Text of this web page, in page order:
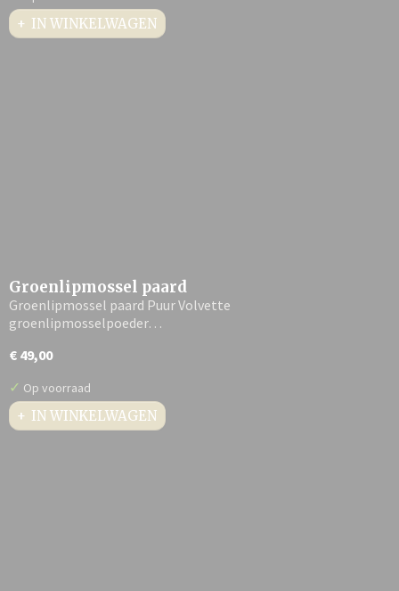
IN WINKELWAGEN
Groenlipmossel paard
Groenlipmossel paard Puur Volvette
groenlipmosselpoeder…
€ 49,00
✓ Op voorraad
IN WINKELWAGEN